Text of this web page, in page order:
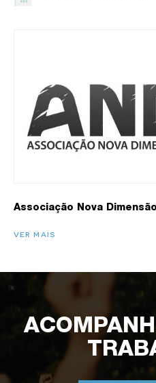
Associação Nova Dimensão
VER MAIS